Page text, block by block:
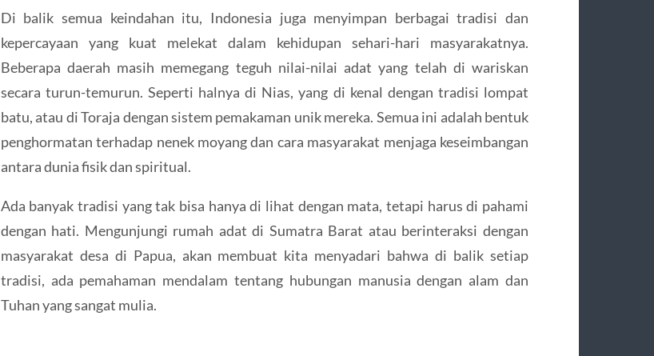
Di balik semua keindahan itu, Indonesia juga menyimpan berbagai tradisi dan
kepercayaan yang kuat melekat dalam kehidupan sehari-hari masyarakatnya.
Beberapa daerah masih memegang teguh nilai-nilai adat yang telah di wariskan
secara turun-temurun. Seperti halnya di Nias, yang di kenal dengan tradisi lompat
batu, atau di Toraja dengan sistem pemakaman unik mereka. Semua ini adalah bentuk
penghormatan terhadap nenek moyang dan cara masyarakat menjaga keseimbangan
antara dunia fisik dan spiritual.
Ada banyak tradisi yang tak bisa hanya di lihat dengan mata, tetapi harus di pahami
dengan hati. Mengunjungi rumah adat di Sumatra Barat atau berinteraksi dengan
masyarakat desa di Papua, akan membuat kita menyadari bahwa di balik setiap
tradisi, ada pemahaman mendalam tentang hubungan manusia dengan alam dan
Tuhan yang sangat mulia.